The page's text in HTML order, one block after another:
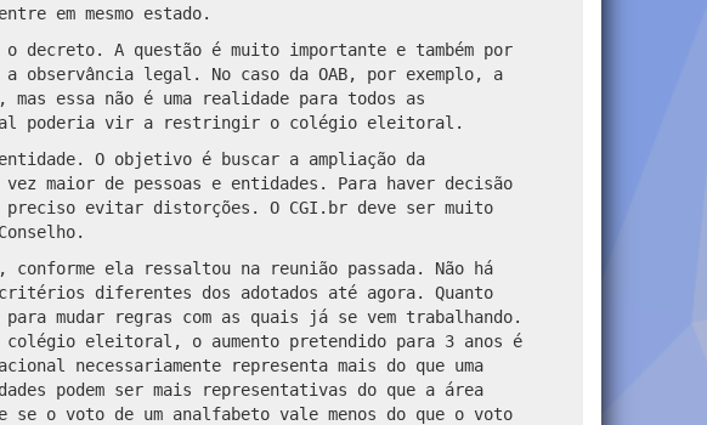
em mesmo estado.
decreto. A questão é muito importante e também por
legal. No caso da OAB, por exemplo, a
essa não é uma realidade para todos as
poderia vir a restringir o colégio eleitoral.
O objetivo é buscar a ampliação da
maior de pessoas e entidades. Para haver decisão
evitar distorções. O CGI.br deve ser muito
ela ressaltou na reunião passada. Não há
diferentes dos adotados até agora. Quanto
mudar regras com as quais já se vem trabalhando.
colégio eleitoral, o aumento pretendido para 3 anos é
necessariamente representa mais do que uma
podem ser mais representativas do que a área
se o voto de um analfabeto vale menos do que o voto